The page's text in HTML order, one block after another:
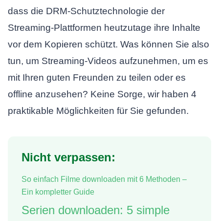
dass die DRM-Schutztechnologie der
Streaming-Plattformen heutzutage ihre Inhalte
vor dem Kopieren schützt. Was können Sie also
tun, um Streaming-Videos aufzunehmen, um es
mit Ihren guten Freunden zu teilen oder es
offline anzusehen? Keine Sorge, wir haben 4
praktikable Möglichkeiten für Sie gefunden.
Nicht verpassen:
So einfach Filme downloaden mit 6 Methoden –
Ein kompletter Guide
Serien downloaden: 5 simple